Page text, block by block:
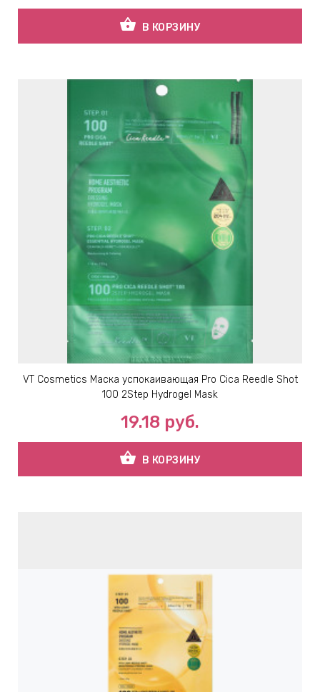
shopping_basket В КОРЗИНУ
VT Cosmetics Маска успокаивающая Pro Cica Reedle Shot
100 2Step Hydrogel Mask
19.18 руб.
shopping_basket В КОРЗИНУ